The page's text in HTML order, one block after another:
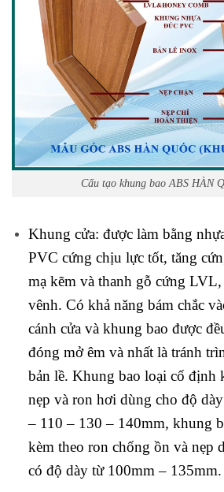
Cấu tạo khung bao ABS HÀN
Khung cửa: được làm bằng
PVC cứng chịu lực tốt, tăng
mạ kẽm và thanh gỗ cứng LVL,
vênh. Có khả năng bám chắc
cánh cửa và khung bao được
đóng mở êm và nhất là tránh
bản lề. Khung bao loại cố định
nẹp và ron hơi dùng cho độ
– 110 – 130 – 140mm, khung
kèm theo ron chống ồn và nẹp
có độ dày từ 100mm – 135mm.